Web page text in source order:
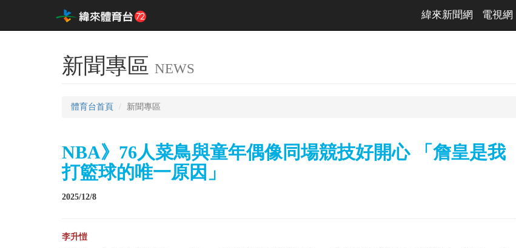
緯來新聞網 電視網
新聞專區 NEWS
體育台首頁 新聞專區
NBA》76人菜鳥與童年偶像同場競技好開心 「詹皇是我
打籃球的唯一原因」
2025/12/8
李升愷